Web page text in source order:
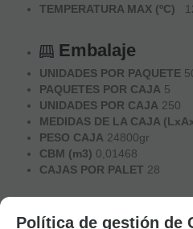
TEMPERATURA MAX (ºC)
Embalaje
UNIDADES POR PAQUETE
PAQUETES POR CAJA 5
UNIDADES POR CAJA 250
MEDIDAS DE LA CAJA
PESO CAJA 24800gr
CBM (m3) 0,01468
CAJAS POR PALET 28
Medidas
Política de gestión de